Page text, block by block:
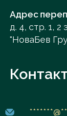
Адрес
д. 4, стр. 1,
"НоваБев